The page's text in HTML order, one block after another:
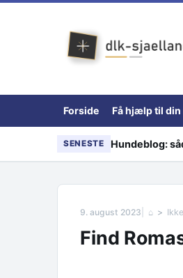
Forside Få hjælp til
SENESTE Hundeblog:
9. august 2023 ⌂
Find